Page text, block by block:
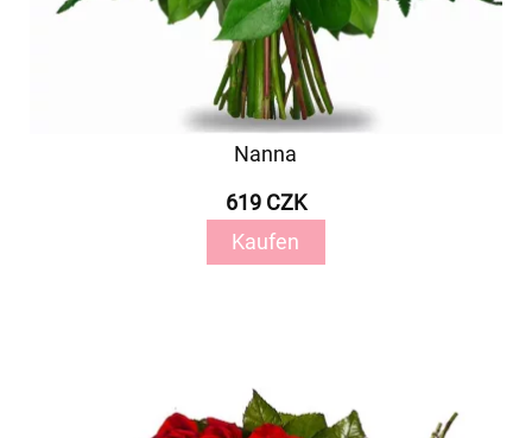
Nanna
619 CZK
Kaufen